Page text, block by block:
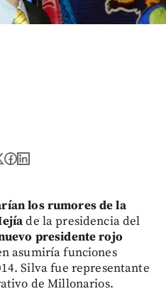
los rumores de la
de la presidencia del
presidente rojo
asumiría funciones
Silva fue representante
de Millonarios.